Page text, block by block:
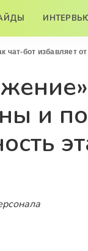
от рутины и повышает
и